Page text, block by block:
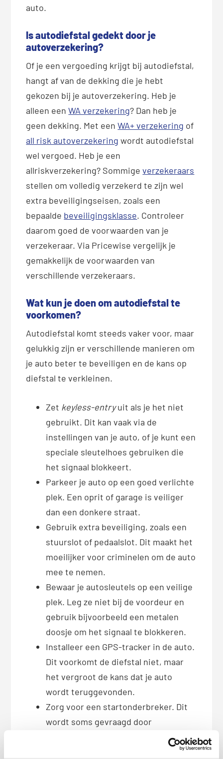
auto.
Is autodiefstal gedekt door je
autoverzekering?
Of je een vergoeding krijgt bij autodiefstal,
hangt af van de dekking die je hebt
gekozen bij je autoverzekering. Heb je
alleen eenWA verzekering? Dan heb je
geen dekking. Met eenWA+ verzekering of
all risk autoverzekering wordt autodiefstal
wel vergoed. Heb je een
allriskverzekering? Sommigeverzekeraars
stellen om volledig verzekerd te zijn wel
extra beveiligingseisen, zoals een
bepaalde beveiligingsklasse. Controleer
daarom goed de voorwaarden van je
verzekeraar. Via Pricewise vergelijk je
gemakkelijk de voorwaarden van
verschillende verzekeraars.
Wat kun je doen om autodiefstal te
voorkomen?
Autodiefstal komt steeds vaker voor, maar
gelukkig zijn er verschillende manieren om
je auto beter te beveiligen en de kans op
diefstal te verkleinen.
Zet keyless-entryuit als je het niet
gebruikt. Dit kan vaak via de
instellingen van je auto, of je kunt een
speciale sleutelhoes gebruiken die
het signaal blokkeert.
Parkeer je auto op een goed verlichte
plek. Een oprit of garage is veiliger
dan een donkere straat.
Gebruik extra beveiliging, zoals een
stuurslot of pedaalslot. Dit maakt het
moeilijker voor criminelen om de auto
mee te nemen.
Bewaar je autosleutels op een veilige
plek. Leg ze niet bij de voordeur en
gebruik bijvoorbeeld een metalen
doosje om het signaal te blokkeren.
Installeer een GPS-tracker in de auto.
Dit voorkomt de diefstal niet, maar
het vergroot de kans dat je auto
wordt teruggevonden.
Zorg voor een startonderbreker. Dit
wordt soms gevraagd door
verzekeraars voor duurdere auto’s en